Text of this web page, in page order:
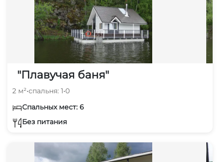
"Плавучая баня"
2 м²•спальня: 1•0
Спальных мест: 6
Без питания